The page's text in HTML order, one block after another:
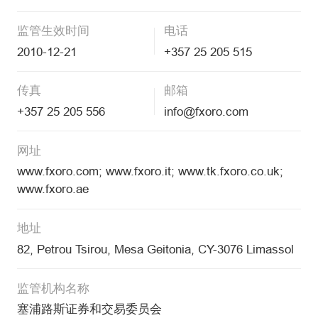
监管生效时间
2010-12-21
电话
+357 25 205 515
传真
+357 25 205 556
邮箱
info@fxoro.com
网址
www.fxoro.com; www.fxoro.it; www.tk.fxoro.co.uk;
www.fxoro.ae
地址
82, Petrou Tsirou, Mesa Geitonia, CY-3076 Limassol
监管机构名称
塞浦路斯证券和交易委员会